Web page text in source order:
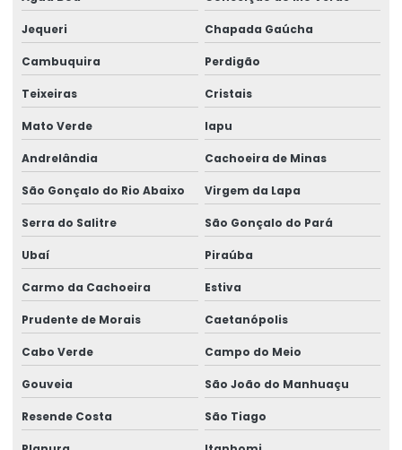
Jequeri Chapada Gaúcha
Cambuquira Perdigão
Teixeiras Cristais
Mato Verde Iapu
Andrelândia Cachoeira de Minas
São Gonçalo do Rio Abaixo Virgem da Lapa
Serra do Salitre São Gonçalo do Pará
Ubaí Piraúba
Carmo da Cachoeira Estiva
Prudente de Morais Caetanópolis
Cabo Verde Campo do Meio
Gouveia São João do Manhuaçu
Resende Costa São Tiago